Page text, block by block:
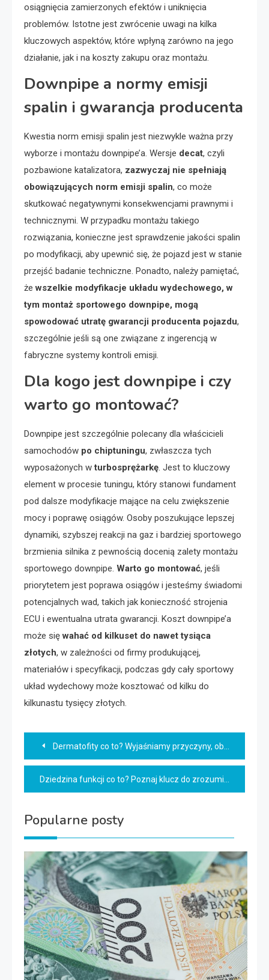
osiągnięcia zamierzonych efektów i uniknięcia
problemów. Istotne jest zwrócenie uwagi na kilka
kluczowych aspektów, które wpłyną zarówno na jego
działanie, jak i na koszty zakupu oraz montażu.
Downpipe a normy emisji
spalin i gwarancja producenta
Kwestia norm emisji spalin jest niezwykle ważna przy
wyborze i montażu downpipe’a. Wersje decat, czyli
pozbawione katalizatora, zazwyczaj nie spełniają
obowiązujących norm emisji spalin, co może
skutkować negatywnymi konsekwencjami prawnymi i
technicznymi. W przypadku montażu takiego
rozwiązania, konieczne jest sprawdzenie jakości spalin
po modyfikacji, aby upewnić się, że pojazd jest w stanie
przejść badanie techniczne. Ponadto, należy pamiętać,
żewszelkie modyfikacje układu wydechowego, w
tym montaż sportowego downpipe, mogą
spowodować utratę gwarancji producenta pojazdu,
szczególnie jeśli są one związane z ingerencją w
fabryczne systemy kontroli emisji.
Dla kogo jest downpipe i czy
warto go montować?
Downpipe jest szczególnie polecany dla właścicieli
samochodów po chiptuningu, zwłaszcza tych
wyposażonych wturbosprężarkę. Jest to kluczowy
element w procesie tuningu, który stanowi fundament
pod dalsze modyfikacje mające na celu zwiększenie
mocy i poprawę osiągów. Osoby poszukujące lepszej
dynamiki, szybszej reakcji na gaz i bardziej sportowego
brzmienia silnika z pewnością docenią zalety montażu
sportowego downpipe. Warto go montować, jeśli
priorytetem jest poprawa osiągów i jesteśmy świadomi
potencjalnych wad, takich jak konieczność strojenia
ECU i ewentualna utrata gwarancji. Koszt downpipe’a
może sięwahać od kilkuset do nawet tysiąca
złotych, w zależności od firmy produkującej,
materiałów i specyfikacji, podczas gdy cały sportowy
układ wydechowy może kosztować od kilku do
kilkunastu tysięcy złotych.
Nawigacja
wpisu
Dermatofity co to? Wyjaśniamy przyczyny, objawy i leczenie
Dziedzina funkcji co to? Poznaj klucz do zrozumienia matematyki!
Popularne posty